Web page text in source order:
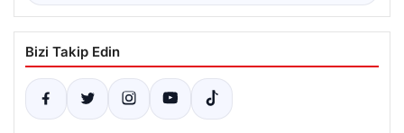
Bizi Takip Edin